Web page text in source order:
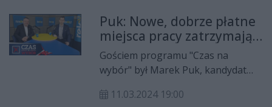
Puk: Nowe, dobrze płatne
miejsca pracy zatrzymają
wyjazd młodych osób z
Radomia
Gościem programu "Czas na
wybór" był Marek Puk, kandydat
Radomskiego Paktu
11.03.2024 19:00